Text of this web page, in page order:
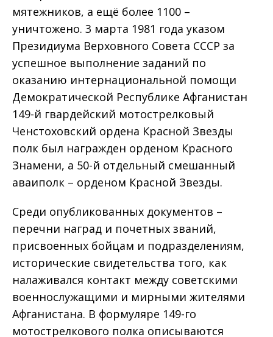
мятежников, а ещё более 1100 –
уничтожено. 3 марта 1981 года указом
Президиума Верховного Совета СССР за
успешное выполнение заданий по
оказанию интернациональной помощи
Демократической Республике Афганистан
149-й гвардейский мотострелковый
Ченстоховский ордена Красной Звезды
полк был награжден орденом Красного
Знамени, а 50-й отдельный смешанный
аваиполк – орденом Красной Звезды.
Среди опубликованных документов –
перечни наград и почетных званий,
присвоенных бойцам и подразделениям,
исторические свидетельства того, как
налаживался контакт между советскими
военнослужащими и мирными жителями
Афганистана. В формуляре 149-го
мотострелкового полка описываются